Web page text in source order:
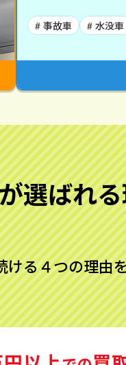
# 事故車 # 水没車
選ばれ
る４つの理由